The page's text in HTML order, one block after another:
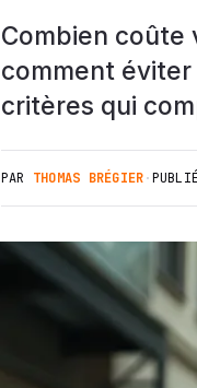
Combien coûte
comment
critères qui
PAR THOMAS BRÉGIER·